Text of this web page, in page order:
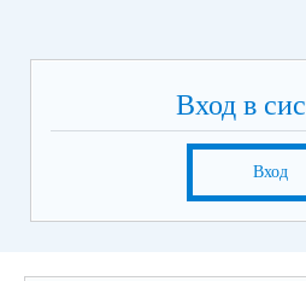
Вход в
Вход